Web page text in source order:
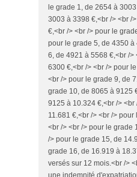
le grade 1, de 2654 à
3003 à 3398 €,<br /> <br /
€,<br /> <br /> pour le
pour le grade 5, de 4350 à
6, de 4921 à 5568 €,<br /
6300 €,<br /> <br /> pour
<br /> pour le grade 9, de
grade 10, de 8065 à 9125
9125 à 10.324 €,<br />
11.681 €,<br /> <br />
<br /> <br /> pour le grade
/> pour le grade 15, de
grade 16, de 16.919 à
versés sur 12 mois.<br />
une indemnité